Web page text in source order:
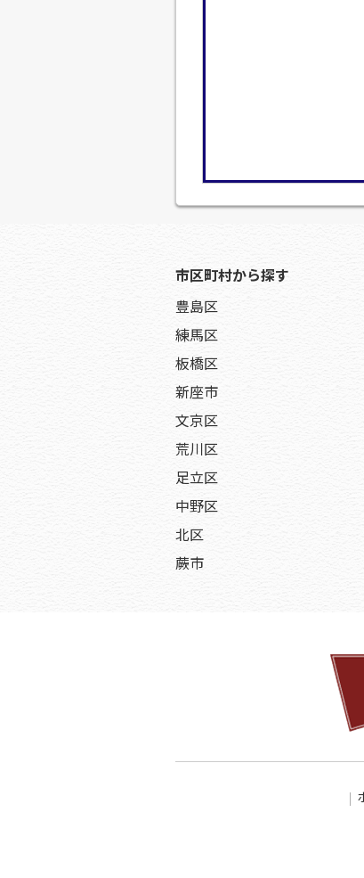
市区町村から探す
豊島区
練馬区
板橋区
新座市
文京区
荒川区
足立区
中野区
北区
蕨市